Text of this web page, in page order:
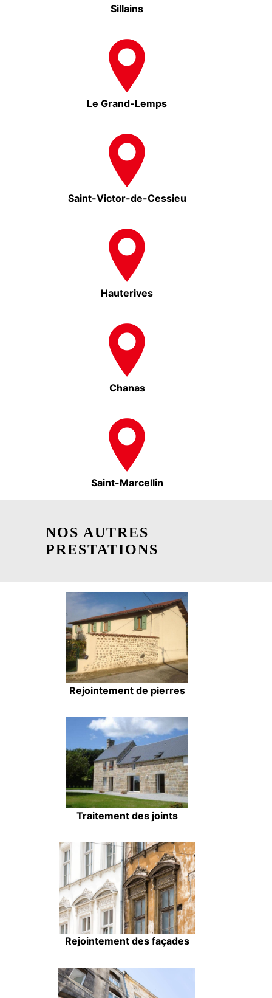
Sillains
Le Grand-Lemps
Saint-Victor-de-Cessieu
Hauterives
Chanas
Saint-Marcellin
NOS AUTRES
PRESTATIONS
Rejointement de pierres
Traitement des joints
Rejointement des façades